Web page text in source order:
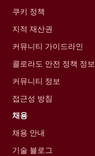
쿠키 정책
지적 재산권
커뮤니티 가이드라인
콜로라도 안전 정책 정보
커뮤니티 정보
접근성 방침
채용
채용 안내
기술 블로그